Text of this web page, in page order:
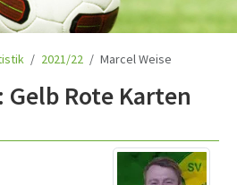
2021/22 Marcel Weise
Gelb Rote Karten